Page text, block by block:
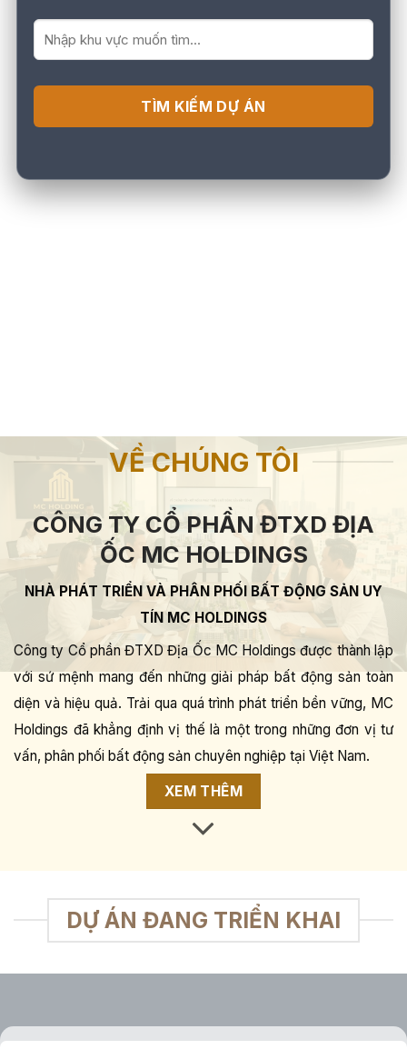
TÌM KIẾM DỰ ÁN
VỀ CHÚNG TÔI
CÔNG TY CỔ PHẦN ĐTXD ĐỊA
ỐC MC HOLDINGS
NHÀ PHÁT TRIỂN VÀ PHÂN PHỐI BẤT ĐỘNG SẢN UY
TÍN MC HOLDINGS
Công ty Cổ phần ĐTXD Địa Ốc MC Holdings được thành lập
với sứ mệnh mang đến những giải pháp bất động sản toàn
diện và hiệu quả. Trải qua quá trình phát triển bền vững, MC
Holdings đã khẳng định vị thế là một trong những đơn vị tư
vấn, phân phối bất động sản chuyên nghiệp tại Việt Nam.
XEM THÊM
DỰ ÁN ĐANG TRIỂN KHAI